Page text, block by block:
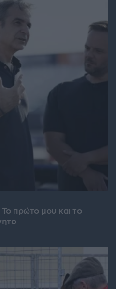
πρώτο μου και το